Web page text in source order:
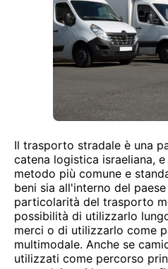
Il trasporto stradale è una
catena logistica israeliana,
metodo più comune e
beni sia all'interno del
particolarità del trasporto
possibilità di utilizzarlo
merci o di utilizzarlo come
multimodale. Anche se
utilizzati come percorso